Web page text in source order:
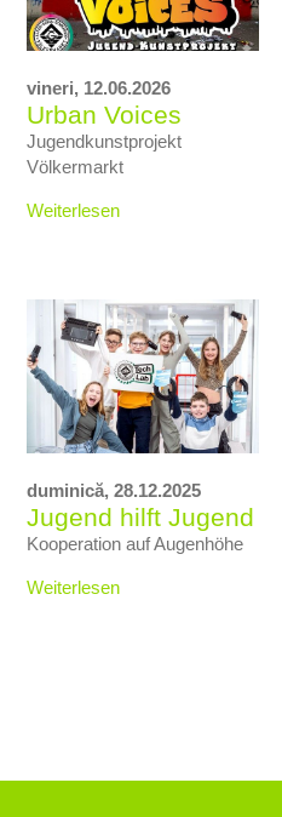
vineri, 12.06.2026
Urban Voices
Jugendkunstprojekt
Völkermarkt
Weiterlesen
duminică, 28.12.2025
Jugend hilft Jugend
Kooperation auf Augenhöhe
Weiterlesen